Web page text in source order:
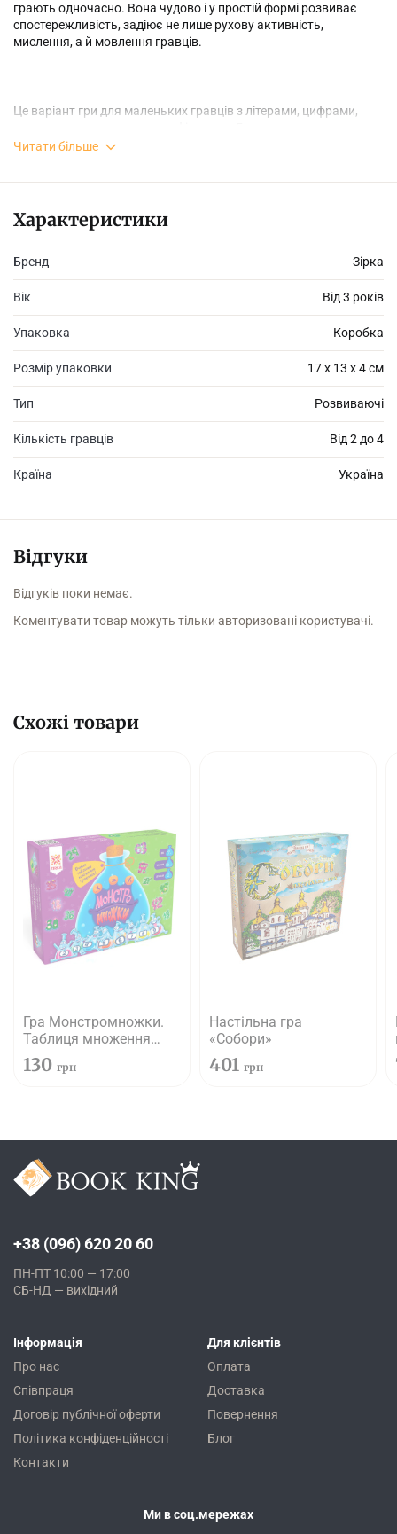
грають одночасно. Вона чудово і у простій формі розвиває
спостережливість, задіює не лише рухову активність,
мислення, а й мовлення гравців.
Це варіант гри для маленьких гравців з літерами, цифрами,
до автоматизму знання дошкільників та маленьких школярів у
кожен гравець зрозумів правила гри. Грайте із задоволенням!
Комплектація:
55 карток з зображеннями;
інструкція з проведення гри.
Читати більше
Характеристики
Бренд Зірка
Вік Від 3 років
Упаковка Коробка
Розмір упаковки 17 х 13 х 4 см
Тип Розвиваючі
Кількість гравців Від 2 до 4
Країна Україна
Відгуки
Відгуків поки немає.
Коментувати товар можуть тільки авторизовані користувачі.
Схожі товари
Гра Монстромножки.
Таблиця множення
граючись
130 грн
Настільна гра
«Собори»
401 грн
+38 (096) 620 20 60
ПН-ПТ 10:00 — 17:00
СБ-НД — вихідний
Інформація
Про нас
Співпраця
Договір публічної оферти
Політика конфіденційності
Контакти
Для клієнтів
Оплата
Доставка
Повернення
Блог
Ми в соц.мережах